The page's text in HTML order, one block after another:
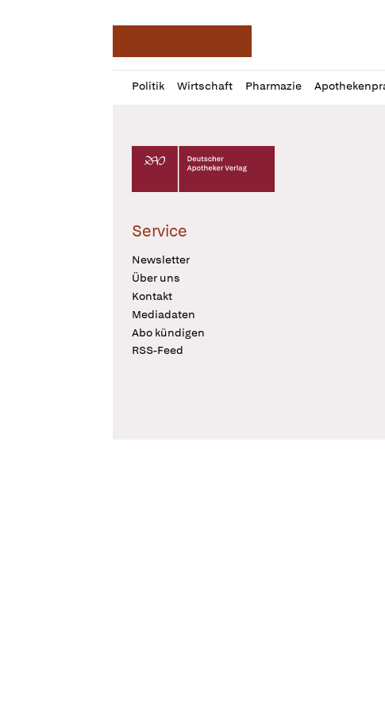
Politik Wirtschaft Pharmazie
Profil
öffnen
Daz
Pur
Deutscher Apotheker Verlag Logo
Service
Newsletter
Über uns
Kontakt
Mediadaten
Abo kündigen
RSS-Feed